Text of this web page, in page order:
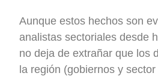
Aunque estos hechos son
analistas sectoriales desde
no deja de extrañar que los
la región (gobiernos y